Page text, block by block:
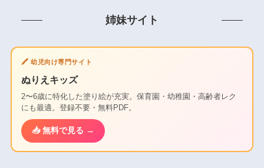
姉妹サイト
🖍️ 幼児向け専門サイト
ぬりえキッズ
2〜6歳に特化した塗り絵が充実。保育園・幼稚園・高齢者レク
にも最適。登録不要・無料PDF。
📥 無料で見る →